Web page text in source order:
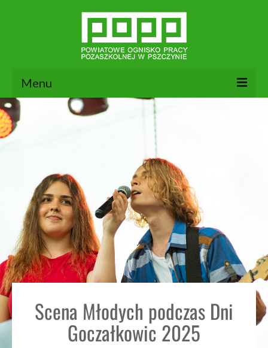
Menu
Aktualności
Zajęcia
Kontakt
BIP
Scena Młodych podczas Dni
Goczałkowic 2025